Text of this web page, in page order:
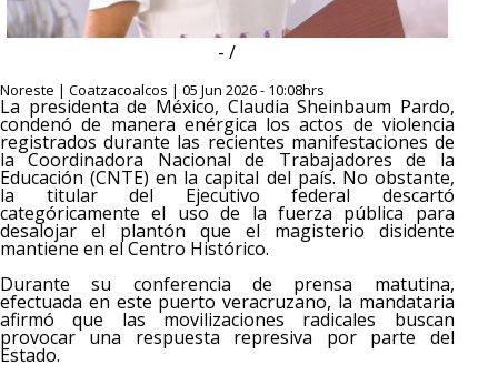
- /
Noreste | Coatzacoalcos | 05 Jun 2026 - 10:08hrs
La presidenta de México, Claudia Sheinbaum Pardo,
condenó de manera enérgica los actos de violencia
registrados durante las recientes manifestaciones de
la Coordinadora Nacional de Trabajadores de la
Educación (CNTE) en la capital del país. No obstante,
la titular del Ejecutivo federal descartó
categóricamente el uso de la fuerza pública para
desalojar el plantón que el magisterio disidente
mantiene en el Centro Histórico.
Durante su conferencia de prensa matutina,
efectuada en este puerto veracruzano, la mandataria
afirmó que las movilizaciones radicales buscan
provocar una respuesta represiva por parte del
Estado.